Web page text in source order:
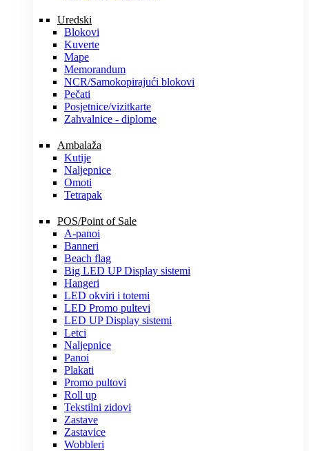
Uredski
Blokovi
Kuverte
Mape
Memorandum
NCR/Samokopirajući blokovi
Pečati
Posjetnice/vizitkarte
Zahvalnice - diplome
Ambalaža
Kutije
Naljepnice
Omoti
Tetrapak
POS/Point of Sale
A-panoi
Banneri
Beach flag
Big LED UP Display sistemi
Hangeri
LED okviri i totemi
LED Promo pultevi
LED UP Display sistemi
Letci
Naljepnice
Panoi
Plakati
Promo pultovi
Roll up
Tekstilni zidovi
Zastave
Zastavice
Wobbleri